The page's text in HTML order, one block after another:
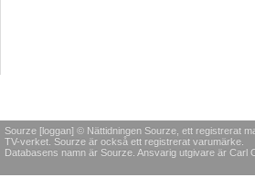
Sourze [loggan] © Nättidningen Sourze, ett registrerat
TV-verket. Sourze är också ett registrerat varumärke.
Databasens namn är Sourze. Ansvarig utgivare är Carl